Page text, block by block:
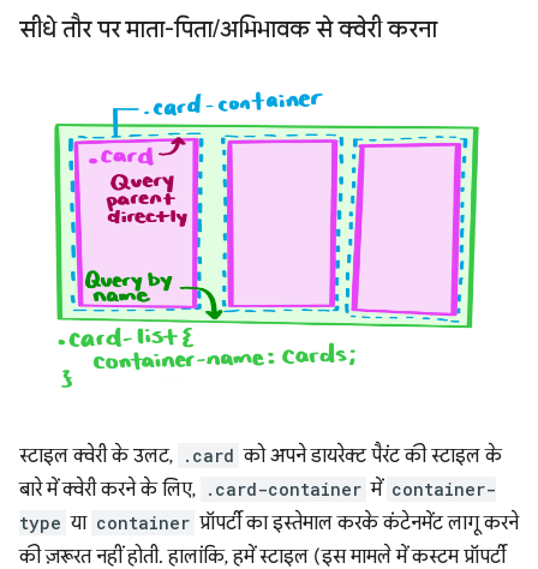
सीधे तौर पर माता-पिता/अभिभावक से क्वेरी करना
स्टाइल क्वेरी के उलट, .card को अपने डायरेक्ट पैरंट की स्टाइल के
बारे में क्वेरी करने के लिए, .card-container में container-
type या container प्रॉपर्टी का इस्तेमाल करके कंटेनमेंट लागू करने
की ज़रूरत नहीं होती. हालांकि, हमें स्टाइल (इस मामले में कस्टम प्रॉपर्टी